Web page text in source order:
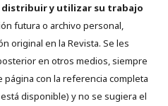
distribuir y utilizar su trabajo
futura o archivo personal,
original en la Revista. Se les
en otros medios, siempre
con la referencia completa
disponible) y no se sugiera el